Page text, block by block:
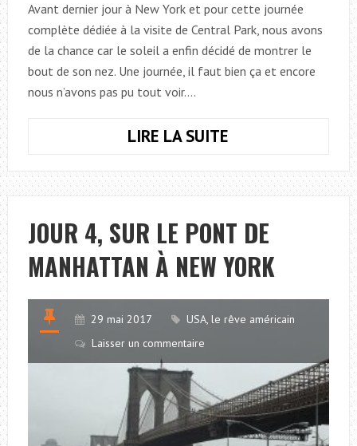
Avant dernier jour à New York et pour cette journée
complète dédiée à la visite de Central Park, nous avons
de la chance car le soleil a enfin décidé de montrer le
bout de son nez. Une journée, il faut bien ça et encore
nous n’avons pas pu tout voir.…
LIRE LA SUITE
AVIS
DE
RECHERCHE
À
CENTRAL
PARK
NY
JOUR 4, SUR LE PONT DE
MANHATTAN À NEW YORK
29 mai 2017
USA, le rêve américain
Laisser un commentaire